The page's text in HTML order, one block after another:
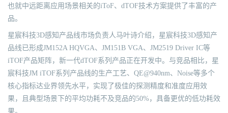
也就中远距离应用场景相关的iToF、dTOF技术方案提供了丰富的产
品。
星宸科技3D感知产品线市场负责人马叶诗介绍，星宸科技3D感知产
品线已形成JM152A HQVGA、JM151B VGA、JM2519 Driver IC等
iTOF产品矩阵，新一代dTOF系列产品正在开发中。与竞品相比，星
宸科技JM iTOF系列产品线的生产工艺、QE@940nm、Noise等多个
核心指标达业界领先水平，实现了极佳的探测精度和准度应用效
果，且典型场景下的平均功耗不及竞品的50%，具备更优的低功耗效
果。